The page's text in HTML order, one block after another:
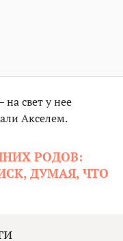
на свет у нее
Акселем.
РОДОВ:
ДУМАЯ, ЧТО